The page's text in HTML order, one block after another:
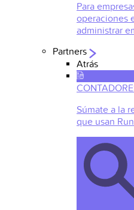
Para
operaciones
administrar
Partners
Atrás
Súmate a la
que usan